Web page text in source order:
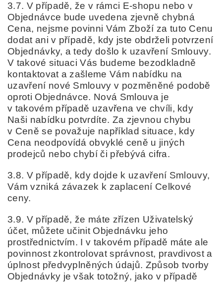
3.7. V případě, že v rámci E-shopu nebo v
Objednávce bude uvedena zjevně chybná
Cena, nejsme povinni Vám Zboží za tuto Cenu
dodat ani v případě, kdy jste obdrželi potvrzení
Objednávky, a tedy došlo k uzavření Smlouvy.
V takové situaci Vás budeme bezodkladně
kontaktovat a zašleme Vám nabídku na
uzavření nové Smlouvy v pozměněné podobě
oproti Objednávce. Nová Smlouva je
v takovém případě uzavřena ve chvíli, kdy
Naši nabídku potvrdíte. Za zjevnou chybu
v Ceně se považuje například situace, kdy
Cena neodpovídá obvyklé ceně u jiných
prodejců nebo chybí či přebývá cifra.
3.8. V případě, kdy dojde k uzavření Smlouvy,
Vám vzniká závazek k zaplacení Celkové
ceny.
3.9. V případě, že máte zřízen Uživatelský
účet, můžete učinit Objednávku jeho
prostřednictvím. I v takovém případě máte ale
povinnost zkontrolovat správnost, pravdivost a
úplnost předvyplněných údajů. Způsob tvorby
Objednávky je však totožný, jako v případě